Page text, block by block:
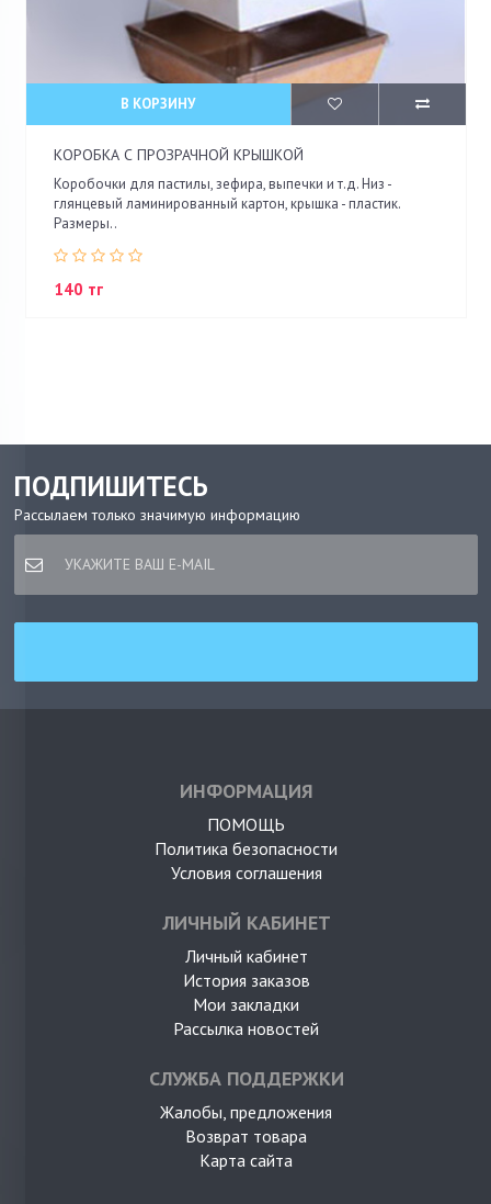
В КОРЗИНУ
КОРОБКА С ПРОЗРАЧНОЙ КРЫШКОЙ
Коробочки для пастилы, зефира, выпечки и т.д. Низ -
глянцевый ламинированный картон, крышка - пластик.
Размеры..
140 тг
ПОДПИШИТЕСЬ
Рассылаем только значимую информацию
ИНФОРМАЦИЯ
ПОМОЩЬ
Политика безопасности
Условия соглашения
ЛИЧНЫЙ КАБИНЕТ
Личный кабинет
История заказов
Мои закладки
Рассылка новостей
СЛУЖБА ПОДДЕРЖКИ
Жалобы, предложения
Возврат товара
Карта сайта